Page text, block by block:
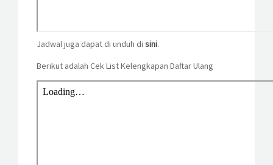
Jadwal juga dapat di unduh di sini.
Berikut adalah Cek List Kelengkapan Daftar Ulang